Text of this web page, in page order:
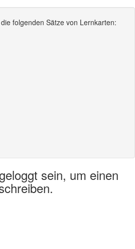
folgenden Sätze von Lernkarten:
sein, um einen